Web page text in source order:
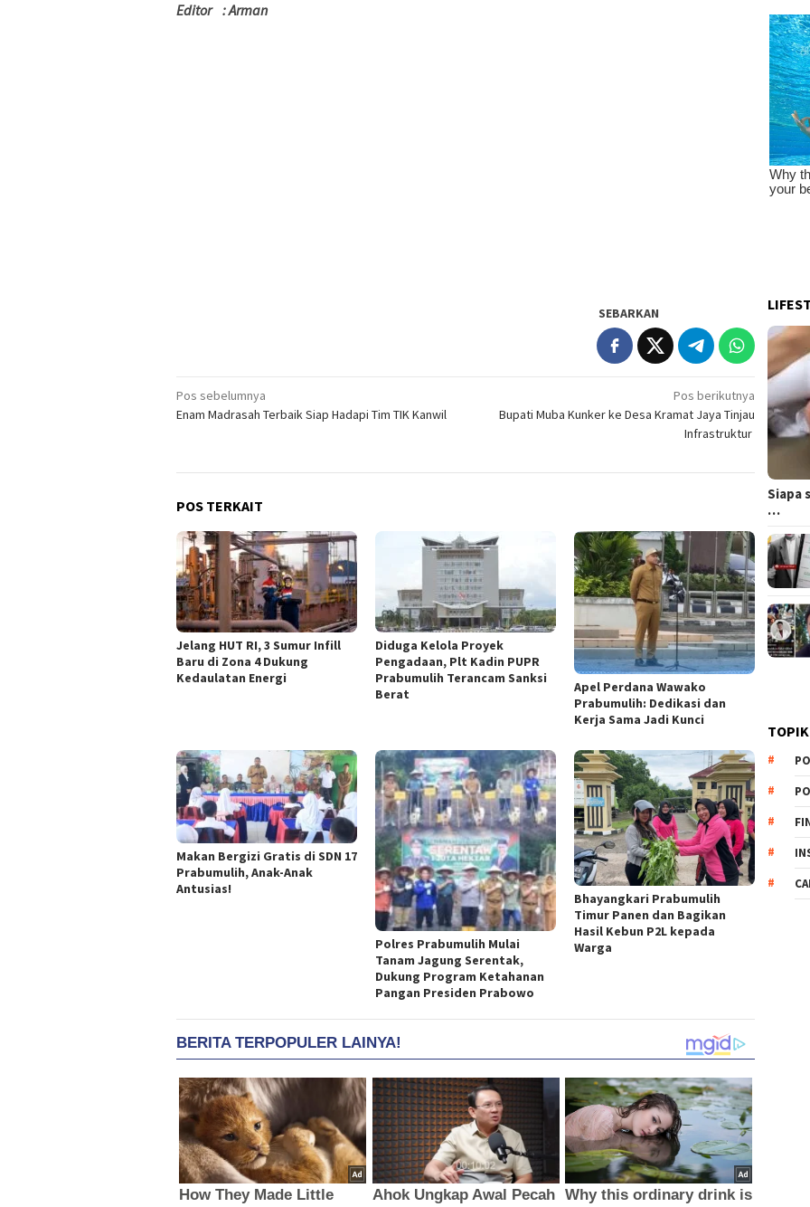
Editor : Arman
SEBARKAN
Navigasi
pos
Pos sebelumnya
Enam Madrasah Terbaik Siap Hadapi Tim TIK Kanwil
Pos berikutnya
Bupati Muba Kunker ke Desa Kramat Jaya Tinjau
Infrastruktur
POS TERKAIT
Jelang HUT RI, 3 Sumur Infill
Baru di Zona 4 Dukung
Kedaulatan Energi
Diduga Kelola Proyek
Pengadaan, Plt Kadin PUPR
Prabumulih Terancam Sanksi
Berat
Apel Perdana Wawako
Prabumulih: Dedikasi dan
Kerja Sama Jadi Kunci
Makan Bergizi Gratis di SDN 17
Prabumulih, Anak-Anak
Antusias!
Polres Prabumulih Mulai
Tanam Jagung Serentak,
Dukung Program Ketahanan
Pangan Presiden Prabowo
Bhayangkari Prabumulih
Timur Panen dan Bagikan
Hasil Kebun P2L kepada
Warga
Siapa
…